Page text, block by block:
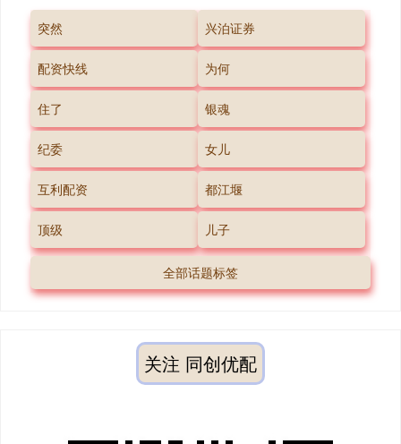
突然 兴泊证券
配资快线 为何
住了 银魂
纪委 女儿
互利配资 都江堰
顶级 儿子
全部话题标签
关注 同创优配